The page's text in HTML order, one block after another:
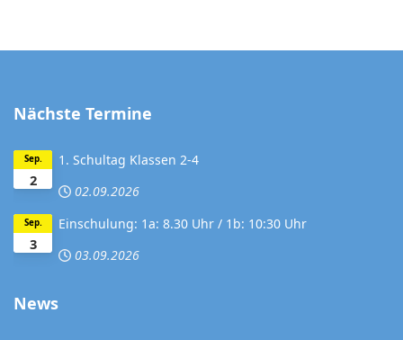
Nächste Termine
2
Sep.
1. Schultag Klassen 2-4
02.09.2026
3
Sep.
Einschulung: 1a: 8.30 Uhr / 1b: 10:30 Uhr
03.09.2026
News